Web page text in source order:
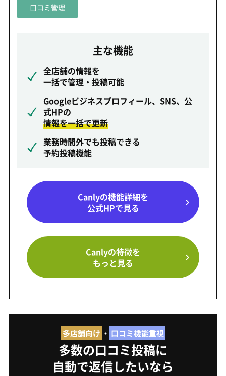
口コミ管理
主な機能
全店舗の情報を
一括で管理・投稿可能
Googleビジネスプロフィール、SNS、公
式HPの
情報を一括で更新
業務時間外でも投稿できる
予約投稿機能
Canlyの機能詳細を
公式HPで見る
Canlyの特徴を
もっと見る
多店舗向け ・ 口コミ機能重視
多数の口コミ投稿に
自動で返信したいなら